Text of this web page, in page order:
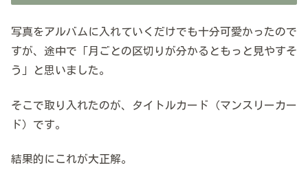
写真をアルバムに入れていくだけでも十分可愛かったので
すが、途中で「月ごとの区切りが分かるともっと見やすそ
う」と思いました。
そこで取り入れたのが、タイトルカード（マンスリーカー
ド）です。
結果的にこれが大正解。